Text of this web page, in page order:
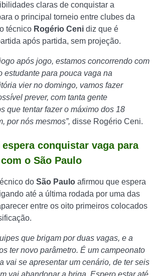
claras de conquistar a
o principal torneio entre clubes da
o técnico Rogério Ceni diz que é
após partida, sem projeção.
após jogo, estamos concorrendo com
estudante para pouca vaga na
vier no domingo, vamos fazer
prever, com tanta gente
que tentar fazer o máximo dos 18
por nós mesmos”, disse Rogério Ceni.
conquistar vaga para
o São Paulo
do São Paulo afirmou que espera
até a última rodada por uma das
entre os oito primeiros colocados
que brigam por duas vagas, e a
ter novo parâmetro. É um campeonato
vai se apresentar um cenário, de ter seis
vai abandonar a briga. Espero estar até